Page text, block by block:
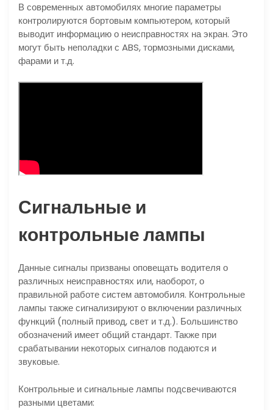
В современных автомобилях многие параметры
контролируются бортовым компьютером, который
выводит информацию о неисправностях на экран. Это
могут быть неполадки с ABS, тормозными дисками,
фарами и т.д.
Сигнальные и
контрольные лампы
Данные сигналы призваны оповещать водителя о
различных неисправностях или, наоборот, о
правильной работе систем автомобиля. Контрольные
лампы также сигнализируют о включении различных
функций (полный привод, свет и т.д.). Большинство
обозначений имеет общий стандарт. Также при
срабатывании некоторых сигналов подаются и
звуковые.
Контрольные и сигнальные лампы подсвечиваются
разными цветами: